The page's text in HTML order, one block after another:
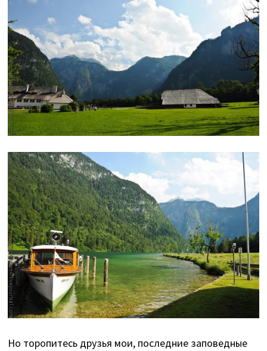
Но торопитесь друзья мои, последние заповедные